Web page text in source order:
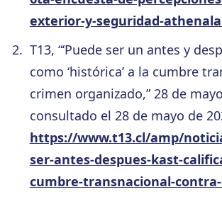
exterior-y-seguridad-
T13, “‘Puede ser un antes y
como ‘histórica’ a la cumbre
crimen organizado,” 28 de
consultado el 28 de mayo de
https://www.t13.cl/amp/
ser-antes-despues-kast-
cumbre-transnacional-contra-